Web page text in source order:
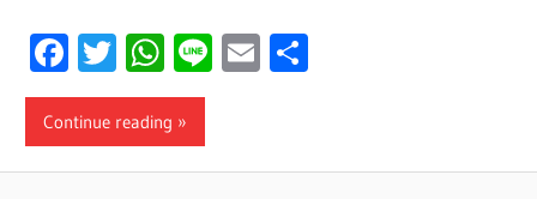
Facebook
Twitter
WhatsApp
LineEmail
Continue reading